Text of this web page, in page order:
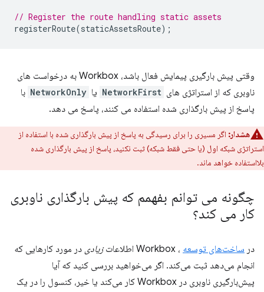
// Register the route handling static assets
registerRoute(staticAssetsRoute);
وقتی پیش بارگیری پیمایش فعال باشد، Workbox به درخواست های
ناوبری که از استراتژی های NetworkFirst یا NetworkOnly با
پاسخ از پیش بارگذاری شده استفاده می کنند، پاسخ می دهد.
هشدار: اگر مسیری را برای رسیدگی به پاسخ از پیش بارگذاری شده با استفاده از
استراتژی شبکه اول (یا حتی فقط شبکه) ثبت نکنید، پاسخ از پیش بارگذاری شده
بلااستفاده خواهد ماند.
چگونه می توانم بفهمم که پیش بارگذاری ناوبری
کار می کند؟
در ساخت‌های توسعه ، Workbox اطلاعات زیادی در مورد کارهایی که
انجام می‌دهد ثبت می‌کند. اگر می‌خواهید بررسی کنید که آیا
پیش‌بارگیری ناوبری در Workbox کار می‌کند یا خیر، کنسول را در یک